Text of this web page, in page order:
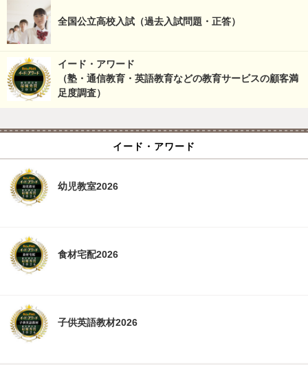
全国公立高校入試（過去入試問題・正答）
イード・アワード
（塾・通信教育・英語教育などの教育サービスの顧客満
足度調査）
イード・アワード
幼児教室2026
食材宅配2026
子供英語教材2026